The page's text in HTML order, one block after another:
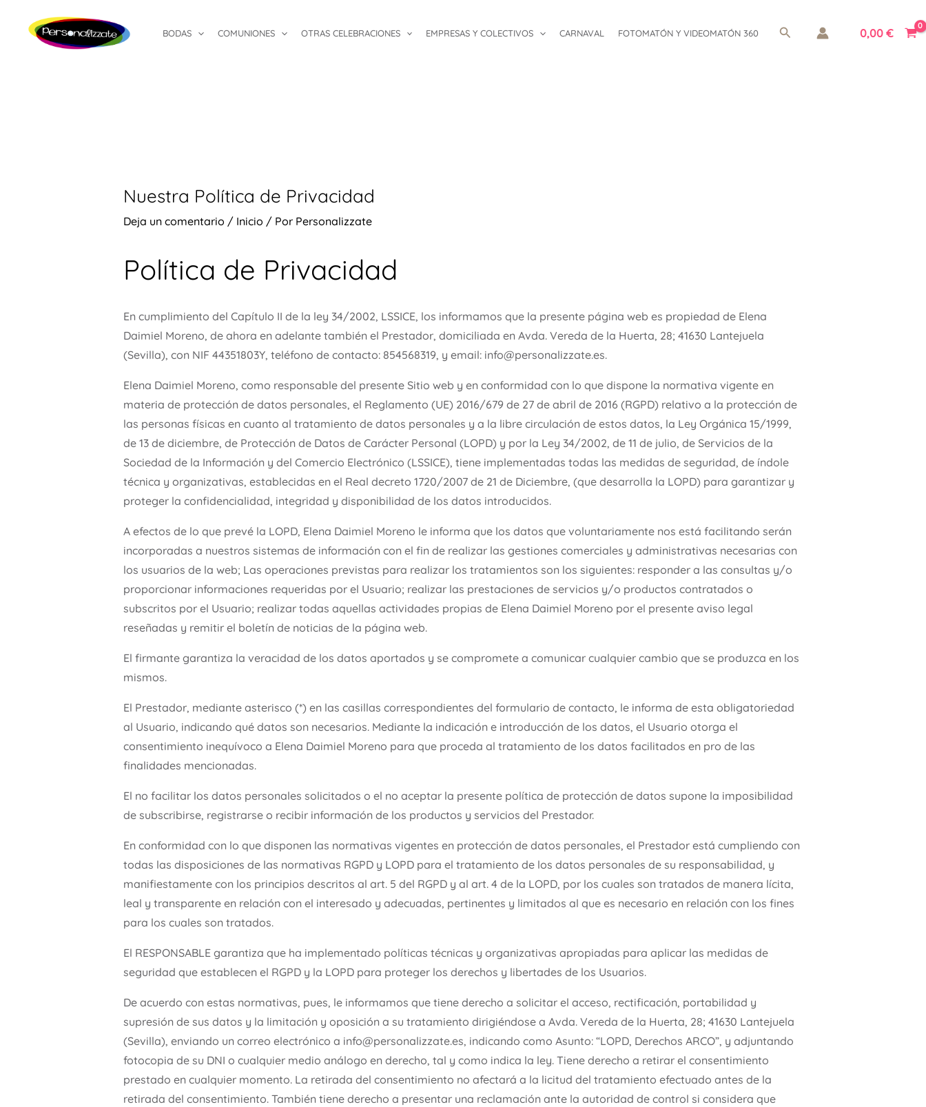
contenido
BODAS COMUNIONES OTRAS CELEBRACIONES EMPRESAS Y COLECTIVOS CARNAVAL FOTOMATÓN Y VIDEOMATÓN 360 Buscar 0,00 €
Nuestra Política de Privacidad
Deja un comentario / Inicio / Por Personalizzate
Política de Privacidad
En cumplimiento del Capítulo II de la ley 34/2002, LSSICE, los informamos que la presente página web es propiedad de Elena
Daimiel Moreno, de ahora en adelante también el Prestador, domiciliada en Avda. Vereda de la Huerta, 28; 41630 Lantejuela
(Sevilla), con NIF 44351803Y, teléfono de contacto: 854568319, y email: info@personalizzate.es.
Elena Daimiel Moreno, como responsable del presente Sitio web y en conformidad con lo que dispone la normativa vigente en
materia de protección de datos personales, el Reglamento (UE) 2016/679 de 27 de abril de 2016 (RGPD) relativo a la protección de
las personas físicas en cuanto al tratamiento de datos personales y a la libre circulación de estos datos, la Ley Orgánica 15/1999,
de 13 de diciembre, de Protección de Datos de Carácter Personal (LOPD) y por la Ley 34/2002, de 11 de julio, de Servicios de la
Sociedad de la Información y del Comercio Electrónico (LSSICE), tiene implementadas todas las medidas de seguridad, de índole
técnica y organizativas, establecidas en el Real decreto 1720/2007 de 21 de Diciembre, (que desarrolla la LOPD) para garantizar y
proteger la confidencialidad, integridad y disponibilidad de los datos introducidos.
A efectos de lo que prevé la LOPD, Elena Daimiel Moreno le informa que los datos que voluntariamente nos está facilitando serán
incorporadas a nuestros sistemas de información con el fin de realizar las gestiones comerciales y administrativas necesarias con
los usuarios de la web; Las operaciones previstas para realizar los tratamientos son los siguientes: responder a las consultas y/o
proporcionar informaciones requeridas por el Usuario; realizar las prestaciones de servicios y/o productos contratados o
subscritos por el Usuario; realizar todas aquellas actividades propias de Elena Daimiel Moreno por el presente aviso legal
reseñadas y remitir el boletín de noticias de la página web.
El firmante garantiza la veracidad de los datos aportados y se compromete a comunicar cualquier cambio que se produzca en los
mismos.
El Prestador, mediante asterisco (*) en las casillas correspondientes del formulario de contacto, le informa de esta obligatoriedad
al Usuario, indicando qué datos son necesarios. Mediante la indicación e introducción de los datos, el Usuario otorga el
consentimiento inequívoco a Elena Daimiel Moreno para que proceda al tratamiento de los datos facilitados en pro de las
finalidades mencionadas.
El no facilitar los datos personales solicitados o el no aceptar la presente política de protección de datos supone la imposibilidad
de subscribirse, registrarse o recibir información de los productos y servicios del Prestador.
En conformidad con lo que disponen las normativas vigentes en protección de datos personales, el Prestador está cumpliendo con
todas las disposiciones de las normativas RGPD y LOPD para el tratamiento de los datos personales de su responsabilidad, y
manifiestamente con los principios descritos al art. 5 del RGPD y al art. 4 de la LOPD, por los cuales son tratados de manera lícita,
leal y transparente en relación con el interesado y adecuadas, pertinentes y limitados al que es necesario en relación con los fines
para los cuales son tratados.
El RESPONSABLE garantiza que ha implementado políticas técnicas y organizativas apropiadas para aplicar las medidas de
seguridad que establecen el RGPD y la LOPD para proteger los derechos y libertades de los Usuarios.
De acuerdo con estas normativas, pues, le informamos que tiene derecho a solicitar el acceso, rectificación, portabilidad y
supresión de sus datos y la limitación y oposición a su tratamiento dirigiéndose a Avda. Vereda de la Huerta, 28; 41630 Lantejuela
(Sevilla), enviando un correo electrónico a info@personalizzate.es, indicando como Asunto: “LOPD, Derechos ARCO”, y adjuntando
fotocopia de su DNI o cualquier medio análogo en derecho, tal y como indica la ley. Tiene derecho a retirar el consentimiento
prestado en cualquier momento. La retirada del consentimiento no afectará a la licitud del tratamiento efectuado antes de la
retirada del consentimiento. También tiene derecho a presentar una reclamación ante la autoridad de control si considera que
de
entradas